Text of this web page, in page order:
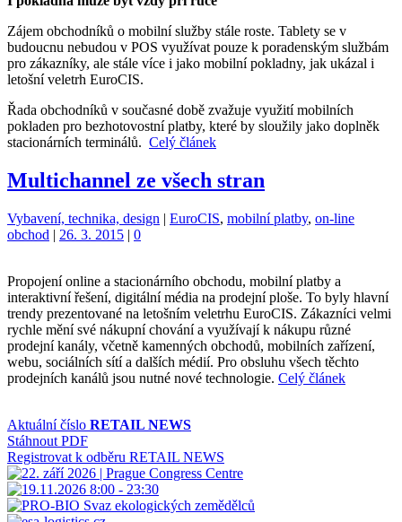
Zájem obchodníků o mobilní služby stále roste. Tablety se v
budoucnu nebudou v POS využívat pouze k poradenským službám
pro zákazníky, ale stále více i jako mobilní pokladny, jak ukázal i
letošní veletrh EuroCIS.
Řada obchodníků v současné době zvažuje využití mobilních
pokladen pro bezhotovostní platby, které by sloužily jako doplněk
stacionárních terminálů. Celý článek
Multichannel ze všech stran
Kategorie:
Vybavení, technika, design | Štítky:
EuroCIS, mobilní platby, on-line
obchod | 26. 3. 2015 | 0
Propojení online a stacionárního obchodu, mobilní platby a
interaktivní řešení, digitální média na prodejní ploše. To byly hlavní
trendy prezentované na letošním veletrhu EuroCIS. Zákazníci velmi
rychle mění své nákupní chování a využívají k nákupu různé
prodejní kanály, včetně kamenných obchodů, mobilních zařízení,
webu, sociálních sítí a dalších médií. Pro obsluhu všech těchto
prodejních kanálů jsou nutné nové technologie. Celý článek
Aktuální číslo RETAIL NEWS
Stáhnout PDF
Registrovat k odběru RETAIL NEWS